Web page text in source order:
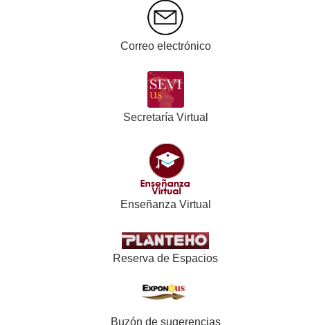
Correo electrónico
Secretaría Virtual
Enseñanza Virtual
Reserva de Espacios
Buzón de sugerencias